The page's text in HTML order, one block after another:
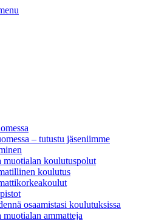
– tutustu jäseniimme
muotialan koulutuspolut
koulutus
osaamistasi koulutuksissa
ammatteja